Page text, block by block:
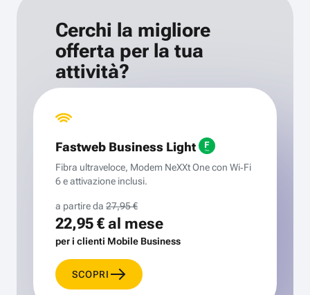
Cerchi la migliore
offerta per la tua
attività?
Fastweb Business Light
Fibra ultraveloce, Modem NeXXt One con Wi‑Fi
6 e attivazione inclusi.
a partire da 27,95 €
22,95 €al mese
per i clienti Mobile Business
SCOPRI